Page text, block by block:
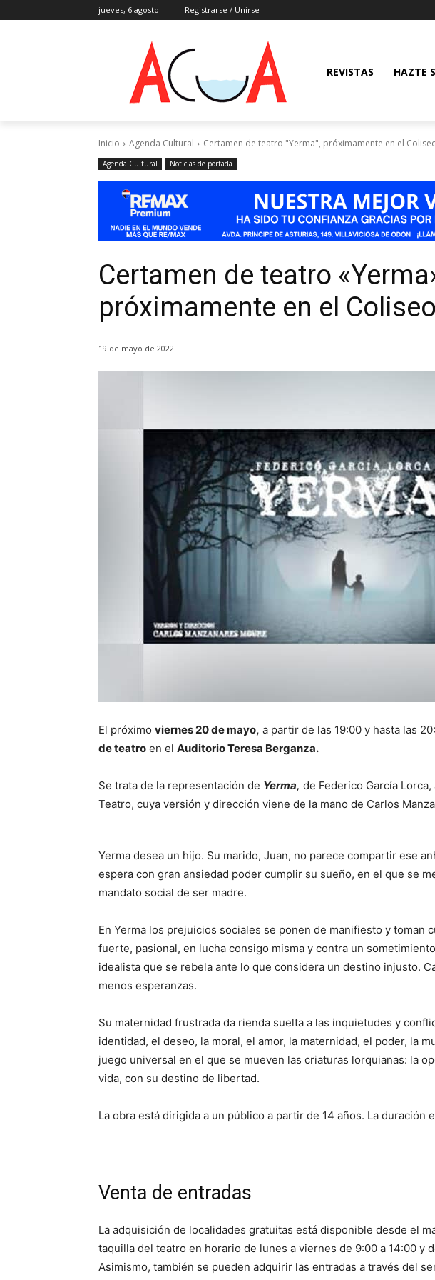
jueves, 6 agosto Registrarse / Unirse
REVISTAS HAZTE
Inicio Agenda Cultural Certamen de teatro "Yerma", próximamente en el
Agenda Cultural Noticias de portada
Certamen de teatro
próximamente en el Coliseo
19 de mayo de 2022
El próximo viernes 20 de mayo, a partir de las 19:00 y hasta las
de teatro en el Auditorio Teresa Berganza.
Se trata de la representación de Yerma, de Federico García
Teatro, cuya versión y dirección viene de la mano de Carlos
Yerma desea un hijo. Su marido, Juan, no parece compartir ese
espera con gran ansiedad poder cumplir su sueño, en el que se
mandato social de ser madre.
En Yerma los prejuicios sociales se ponen de manifiesto y toman
fuerte, pasional, en lucha consigo misma y contra un
idealista que se rebela ante lo que considera un destino injusto.
menos esperanzas.
Su maternidad frustrada da rienda suelta a las inquietudes y
identidad, el deseo, la moral, el amor, la maternidad, el poder, la
juego universal en el que se mueven las criaturas lorquianas: la
vida, con su destino de libertad.
La obra está dirigida a un público a partir de 14 años. La duración
Venta de entradas
La adquisición de localidades gratuitas está disponible desde el
taquilla del teatro en horario de lunes a viernes de 9:00 a 14:00 y
Asimismo, también se pueden adquirir las entradas a través del